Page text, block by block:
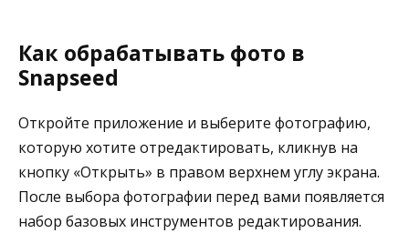
Как обрабатывать фото в
Snapseed
Откройте приложение и выберите фотографию,
которую хотите отредактировать, кликнув на
кнопку «Открыть» в правом верхнем углу экрана.
После выбора фотографии перед вами появляется
набор базовых инструментов редактирования.